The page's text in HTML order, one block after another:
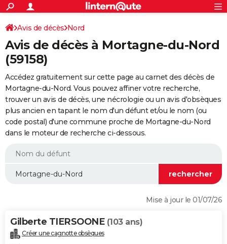
ACTUALITÉS
Politique
Société
Faits Divers
Education
Monde
Villes
+
SPORT
Coupe du monde 2026
Football
Tennis
Cyclisme
Rugby
Forum
FINANCE
Retraite
Impôts
Epargne
Immobilier
Risques naturels par ville
Banque
Assurance
Crédit
Essais
Réserver un essai
Citadines
Berlines
SUV
Forum auto
+
HIGH-TECH
Mobiles
Meilleur smartphone
Internet
Ordinateurs
Jeux vidéo
Guide high-tech
+
BRICOLAGE
Forum
Aménagement intérieur
Extérieur
Cuisine
Salle de bains
Jardinage
Rangement
WEEK-END
Guides de France
Escapades
Patrimoine
Expositions
Musées
Week-end nature
LIFESTYLE
Alimentation
Guide de la santé
Maladies
Médicaments
Sommeil
VOYAGE
Destinations
City break
Voyage nature
Voyage de noces
Forum
Climat
+PHOTO
Avis de décès Nord
Avis de décès à Mortagne-du-Nord
(59158)
Accédez gratuitement sur cette page au carnet des décès de
Mortagne-du-Nord. Vous pouvez affiner votre recherche,
trouver un avis de décès, une nécrologie ou un avis d'obsèques
plus ancien en tapant le nom d'un défunt et/ou le nom (ou
code postal) d'une commune proche de Mortagne-du-Nord
dans le moteur de recherche ci-dessous.
Mise à jour le 01/07/26
Gilberte TIERSOONE (103 ans)
Créer une cagnotte obsèques